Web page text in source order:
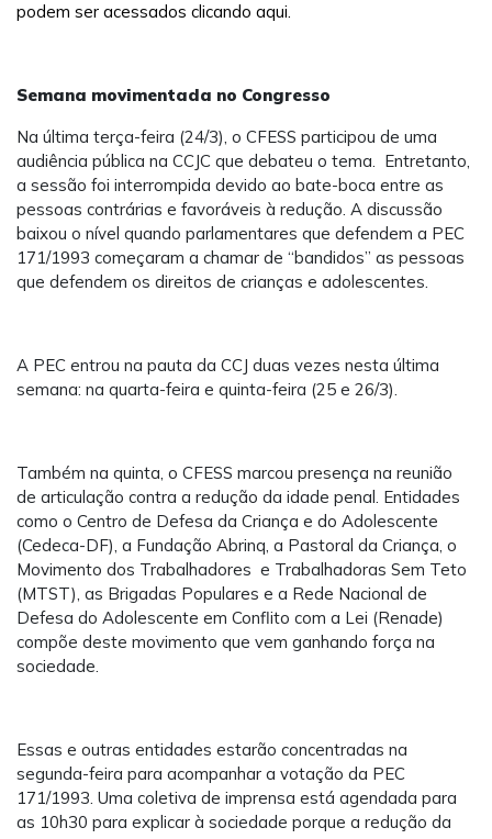
podem ser acessados clicando aqui.
Semana movimentada no Congresso
Na última terça-feira (24/3), o CFESS participou de uma
audiência pública na CCJC que debateu o tema. Entretanto,
a sessão foi interrompida devido ao bate-boca entre as
pessoas contrárias e favoráveis à redução. A discussão
baixou o nível quando parlamentares que defendem a PEC
171/1993 começaram a chamar de “bandidos” as pessoas
que defendem os direitos de crianças e adolescentes.
A PEC entrou na pauta da CCJ duas vezes nesta última
semana: na quarta-feira e quinta-feira (25 e 26/3).
Também na quinta, o CFESS marcou presença na reunião
de articulação contra a redução da idade penal. Entidades
como o Centro de Defesa da Criança e do Adolescente
(Cedeca-DF), a Fundação Abrinq, a Pastoral da Criança, o
Movimento dos Trabalhadores e Trabalhadoras Sem Teto
(MTST), as Brigadas Populares e a Rede Nacional de
Defesa do Adolescente em Conflito com a Lei (Renade)
compõe deste movimento que vem ganhando força na
sociedade.
Essas e outras entidades estarão concentradas na
segunda-feira para acompanhar a votação da PEC
171/1993. Uma coletiva de imprensa está agendada para
as 10h30 para explicar à sociedade porque a redução da